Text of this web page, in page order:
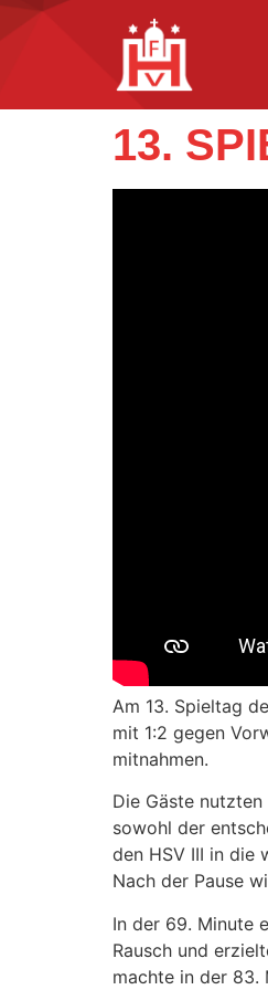
13.
Am 13. Spieltag
mit 1:2 gegen
mitnahmen.
Die Gäste
sowohl der
den HSV III in die
Nach der Pause
In der 69. Minute
Rausch und
machte in der 83.